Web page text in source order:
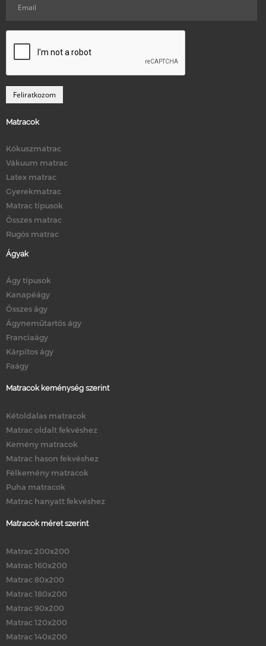
Matracok
Kókuszmatrac
Vákuum matrac
Latex matrac
Gyerekmatrac
Matrac típusok
Összes matrac
Rugós matrac
Ágyak
Ágy típusok
Kanapéágy
Összes ágy
Ágyneműtartós ágy
Franciaágy
Kárpitos ágy
Faágy
Matracok keménység szerint
Kétoldalas matracok
Matrac oldalt fekvéshez
Kemény matracok
Matrac hason fekvéshez
Félkemény matracok
Puha matracok
Matrac hanyatt fekvéshez
Matracok méret szerint
Matrac 200x200
Matrac 160x200
Matrac 80x200
Matrac 180x200
Matrac 90x200
Matrac 120x200
Matrac 140x200